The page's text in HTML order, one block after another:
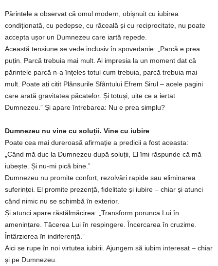
Părintele a observat că omul modern, obișnuit cu iubirea
condiționată, cu pedepse, cu răceală și cu reciprocitate, nu poate
accepta ușor un Dumnezeu care iartă repede.
Această tensiune se vede inclusiv în spovedanie: „Parcă e prea
puțin. Parcă trebuia mai mult. Ai impresia la un moment dat că
părintele parcă n-a înțeles totul cum trebuia, parcă trebuia mai
mult. Poate ați citit Plânsurile Sfântului Efrem Sirul – acele pagini
care arată gravitatea păcatelor. Și totuși, uite ce a iertat
Dumnezeu.” Și apare întrebarea: Nu e prea simplu?
Dumnezeu nu vine cu soluții. Vine cu iubire
Poate cea mai dureroasă afirmație a predicii a fost aceasta:
„Când mă duc la Dumnezeu după soluții, El îmi răspunde că mă
iubește. Și nu-mi pică bine.”
Dumnezeu nu promite confort, rezolvări rapide sau eliminarea
suferinței. El promite prezență, fidelitate și iubire – chiar și atunci
când nimic nu se schimbă în exterior.
Și atunci apare răstălmăcirea: „Transform porunca Lui în
amenințare. Tăcerea Lui în respingere. Încercarea în cruzime.
Întârzierea în indiferență.”
Aici se rupe în noi virtutea iubirii. Ajungem să iubim interesat – chiar
și pe Dumnezeu.